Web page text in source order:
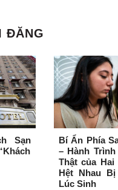
ĐĂNG
Sạn
Bí Ẩn Phía
– Hành
Thật của
Hệt Nhau
Lúc Sinh